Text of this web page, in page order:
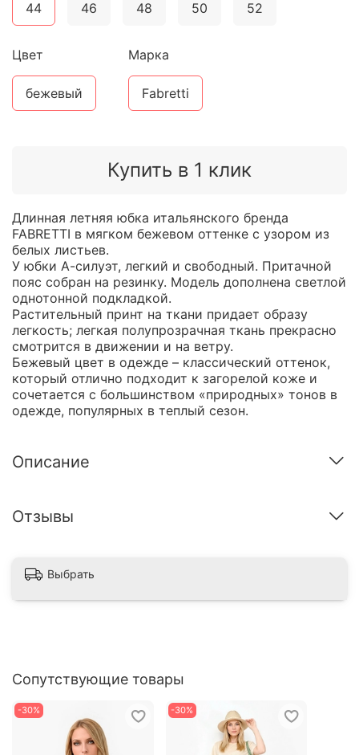
Купить в 1 клик
44 46 48 50 52
Цвет
бежевый
Марка
Fabretti
Длинная летняя юбка итальянского бренда
FABRETTI в мягком бежевом оттенке с узором из
белых листьев.
У юбки А-силуэт, легкий и свободный. Притачной
пояс собран на резинку. Модель дополнена светлой
однотонной подкладкой.
Растительный принт на ткани придает образу
легкость; легкая полупрозрачная ткань прекрасно
смотрится в движении и на ветру.
Бежевый цвет в одежде – классический оттенок,
который отлично подходит к загорелой коже и
сочетается с большинством «природных» тонов в
одежде, популярных в теплый сезон.
Описание
Отзывы
Выбрать
Сопутствующие товары
-30% -30%